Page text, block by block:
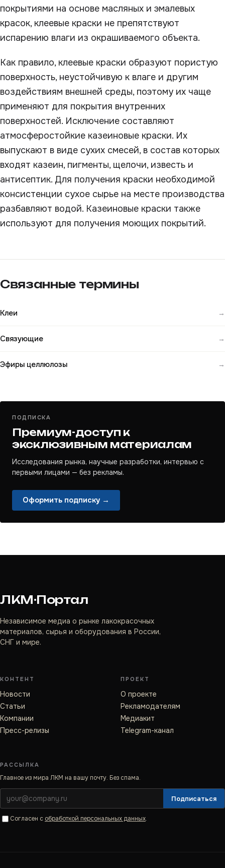
покрытиями на основе масляных и эмалевых
красок, клеевые краски не препятствуют
испарению влаги из окрашиваемого объекта.
Как правило, клеевые краски образуют пористую
поверхность, неустойчивую к влаге и другим
воздействиям внешней среды, поэтому их чаще
применяют для покрытия внутренних
поверхностей. Исключение составляют
атмосферостойкие казеиновые краски. Их
выпускают в виде сухих смесей, в состав которых
входят казеин, пигменты, щелочи, известь и
антисептик. Для получения краски необходимой
консистенции сухое сырье на месте производства
разбавляют водой. Казеиновые краски также
используют для получения моющих покрытий.
Связанные термины
Клеи →
Связующие →
Эфиры целлюлозы →
ПОДПИСКА
Премиум-доступ к
эксклюзивным материалам
Исследования рынка, научные разработки, интервью с
первыми лицами — без рекламы.
Оформить подписку →
ЛКМ·Портал
Независимое медиа о рынке лакокрасочных
материалов, сырья и оборудования в России,
СНГ и мире.
КОНТЕНТ
Новости
Статьи
Компании
Пресс-релизы
ПРОЕКТ
О проекте
Рекламодателям
Медиакит
Telegram-канал
РАССЫЛКА
Главное из мира ЛКМ на вашу почту. Без спама.
Подписаться
Согласен с обработкой персональных данных.